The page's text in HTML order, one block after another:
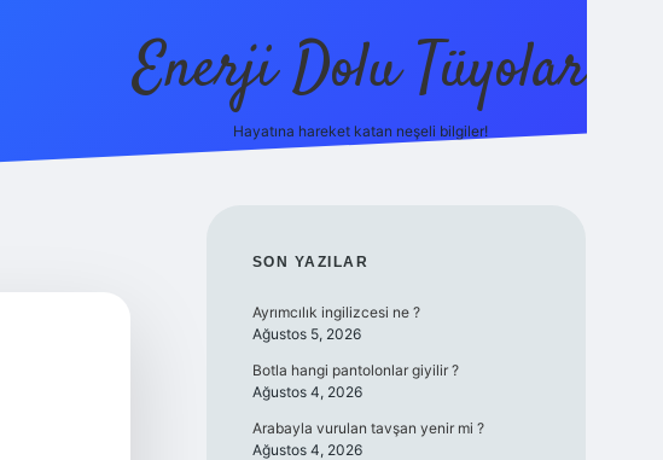
Enerji Dolu Tüyolar
Hayatına hareket katan neşeli bilgiler!
SIDEBAR
SON YAZILAR
Ayrımcılık ingilizcesi ne ?
Ağustos 5, 2026
Botla hangi pantolonlar giyilir ?
Ağustos 4, 2026
Arabayla vurulan tavşan yenir mi ?
Ağustos 4, 2026